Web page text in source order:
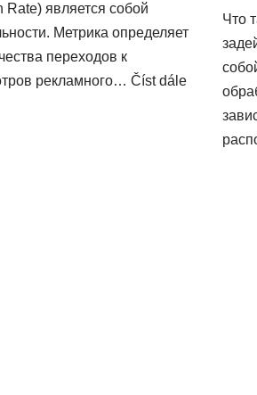
является собой
Метрика определяет
переходов к
рекламного… Číst dále
Что